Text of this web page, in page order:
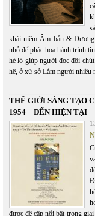
khái niệm Âm bản &
nhỏ để phác họa hành trình
hé lộ giúp người đọc đôi
hệ, ở xứ sở Lắm người nhiều
THẾ GIỚI SÁNG TẠO
1954 – ĐẾN HIỆN TẠI –
được đề cập nổi bật trong